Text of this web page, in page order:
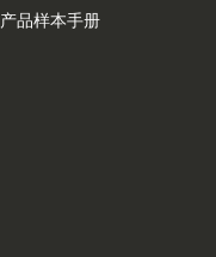
产品样本手册